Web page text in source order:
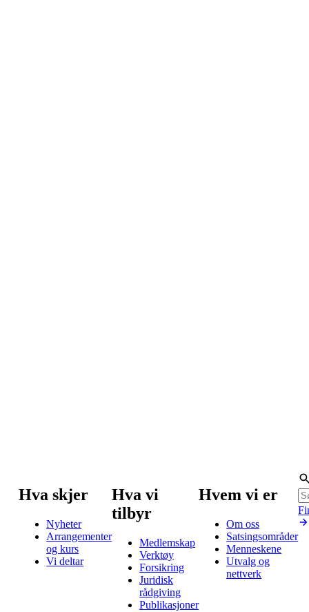
Hva skjer
Nyheter
Arrangementer
og kurs
Vi deltar
Hva vi
tilbyr
Medlemskap
Verktøy
Forsikring
Juridisk
rådgiving
Publikasjoner
Hvem vi er
Om oss
Satsingsområder
Menneskene
Utvalg og
nettverk